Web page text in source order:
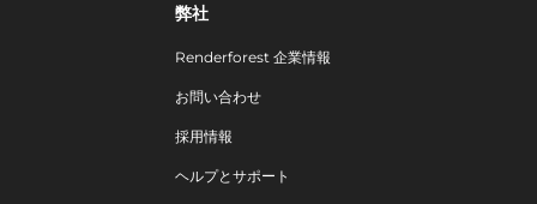
弊社
Renderforest 企業情報
お問い合わせ
採用情報
ヘルプとサポート